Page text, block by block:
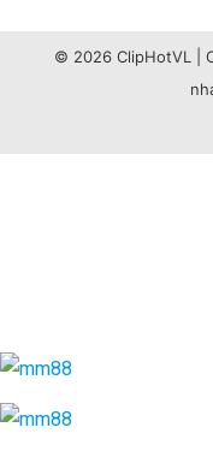
© 2026 ClipHotVL |